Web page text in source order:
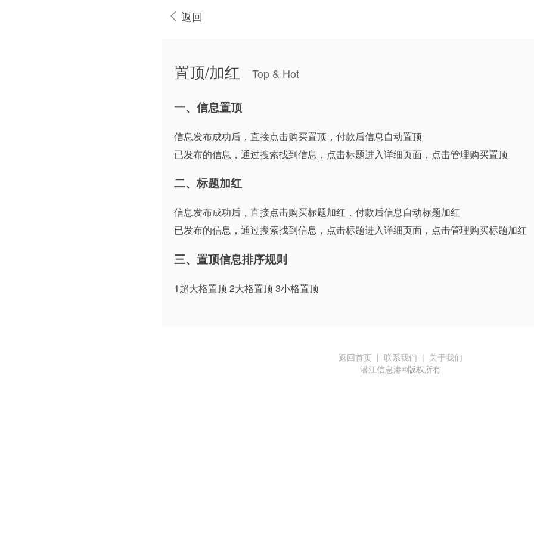
返回
置顶/加红 Top & Hot
一、信息置顶
信息发布成功后，直接点击购买置顶，付款后信息自动置顶
已发布的信息，通过搜索找到信息，点击标题进入详细页面，点击管理购买置顶
二、标题加红
信息发布成功后，直接点击购买标题加红，付款后信息自动标题加红
已发布的信息，通过搜索找到信息，点击标题进入详细页面，点击管理购买标题加红
三、置顶信息排序规则
1超大格置顶 2大格置顶 3小格置顶
返回首页 | 联系我们 | 关于我们
潜江信息港©版权所有